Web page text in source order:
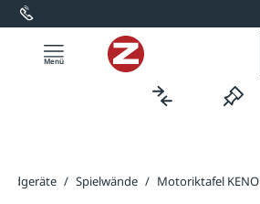
springen
/ Spielwände / Motoriktafel KENO